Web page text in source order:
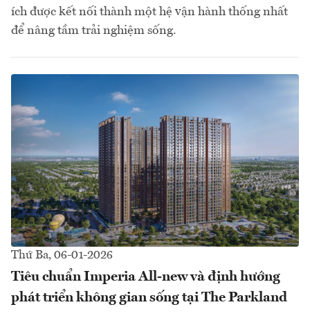
ích được kết nối thành một hệ vận hành thống nhất
để nâng tầm trải nghiệm sống.
Thứ Ba, 06-01-2026
Tiêu chuẩn Imperia All-new và định hướng
phát triển không gian sống tại The Parkland